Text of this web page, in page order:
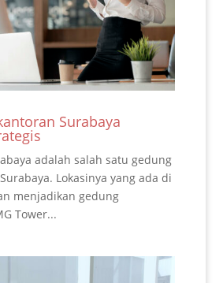
Surabaya
adalah salah satu gedung
Lokasinya yang ada di
menjadikan gedung
Tower...